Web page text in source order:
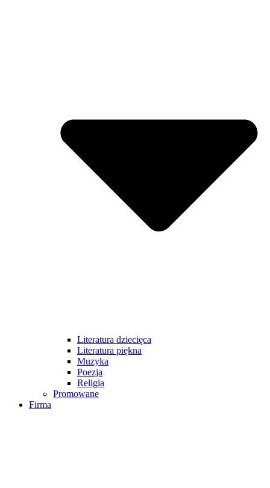
Literatura dziecięca
Literatura piękna
Muzyka
Poezja
Religia
Promowane
Firma